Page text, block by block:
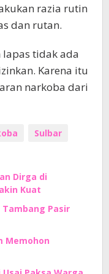
razia rutin
dan rutan.
tidak ada
Karena itu
narkoba dari
Sulbar
Dirga di
Kuat
Tambang Pasir
Memohon